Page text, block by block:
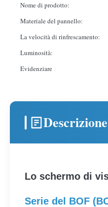
Nome di prodotto:
Materiale del pannello:
La velocità di rinfrescamento:
Luminosità:
Evidenziare
Lo schermo di
Serie del BOF (